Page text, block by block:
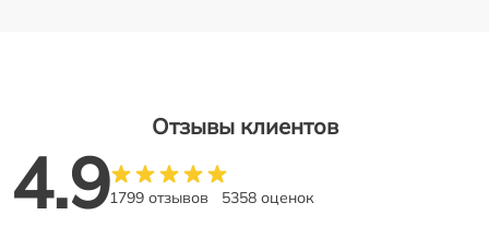
Отзывы клиентов
4.91799 отзывов 5358 оценок